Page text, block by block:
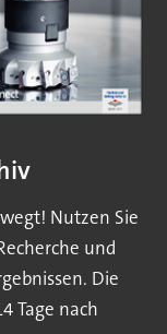
Nutzen Sie
und
Die
Tage nach